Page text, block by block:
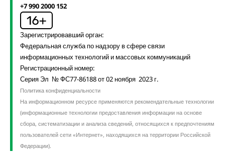
+7 990 2000 152
Зарегистрировавший орган:
Федеральная служба по надзору в сфере связи
информационных технологий и массовых коммуникаций
Регистрационный номер:
Серия Эл № ФС77-86188 от 02 ноября 2023 г.
Политика конфиденциальности
На информационном ресурсе применяются рекомендательные технологии
(информационные технологии предоставления информации на основе
сбора, систематизации и анализа сведений, относящихся к предпочтениям
пользователей сети «Интернет», находящихся на территории Российской
Федерации).